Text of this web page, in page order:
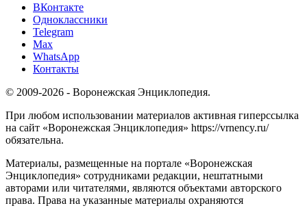
ВКонтакте
Одноклассники
Telegram
Max
WhatsApp
Контакты
© 2009-2026 - Воронежская Энциклопедия.
При любом использовании материалов активная гиперссылка
на сайт «Воронежская Энциклопедия» https://vrnency.ru/
обязательна.
Материалы, размещенные на портале «Воронежская
Энциклопедия» сотрудниками редакции, нештатными
авторами или читателями, являются объектами авторского
права. Права на указанные материалы охраняются